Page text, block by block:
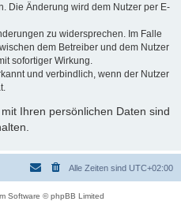
Die Änderung wird dem Nutzer per E-
zu widersprechen. Im Falle
dem Betreiber und dem Nutzer
sofortiger Wirkung.
und verbindlich, wenn der Nutzer
Ihren persönlichen Daten sind
Alle Zeiten sind UTC+02:00
Software © phpBB Limited